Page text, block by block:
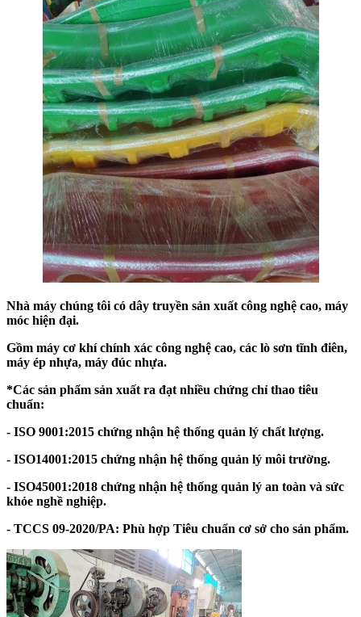
Nhà máy chúng tôi có dây truyền sản xuất công nghệ cao, máy
móc hiện đại.
Gồm máy cơ khí chính xác công nghệ cao, các lò sơn tĩnh điên,
máy ép nhựa, máy đúc nhựa.
*Các sản phẩm sản xuất ra đạt nhiều chứng chỉ thao tiêu
chuẩn:
- ISO 9001:2015 chứng nhận hệ thống quản lý chất lượng.
- ISO14001:2015 chứng nhận hệ thống quản lý môi trường.
- ISO45001:2018 chứng nhận hệ thống quản lý an toàn và sức
khỏe nghề nghiệp.
- TCCS 09-2020/PA: Phù hợp Tiêu chuẩn cơ sở cho sản phẩm.